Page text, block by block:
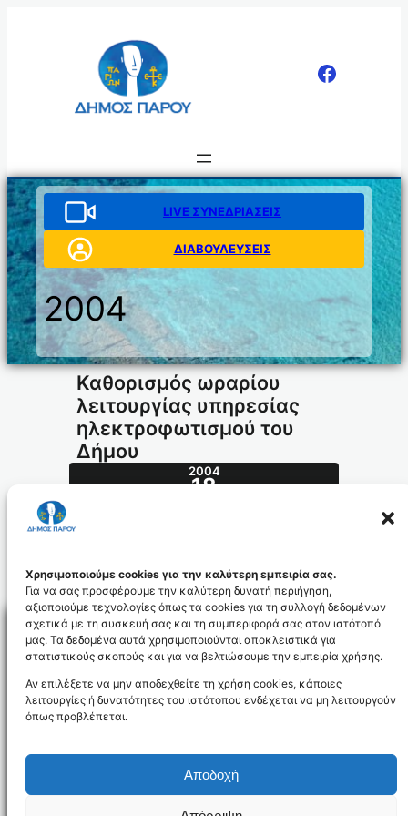
Χρησιμοποιούμε cookies για την καλύτερη εμπειρία σας.
Για να σας προσφέρουμε την καλύτερη δυνατή περιήγηση,
αξιοποιούμε τεχνολογίες όπως τα cookies για τη συλλογή δεδομένων
σχετικά με τη συσκευή σας και τη συμπεριφορά σας στον ιστότοπό
μας. Τα δεδομένα αυτά χρησιμοποιούνται αποκλειστικά για
στατιστικούς σκοπούς και για να βελτιώσουμε την εμπειρία χρήσης.
Αν επιλέξετε να μην αποδεχθείτε τη χρήση cookies, κάποιες
λειτουργίες ή δυνατότητες του ιστότοπου ενδέχεται να μη λειτουργούν
όπως προβλέπεται.
Αποδοχή
LIVE ΣΥΝΕΔΡΙΑΣΕΙΣ
ΔΙΑΒΟΥΛΕΥΣΕΙΣ
2004
Καθορισμός ωραρίου
λειτουργίας υπηρεσίας
ηλεκτροφωτισμού του
Δήμου
2004
18
212.2004_id593
NEWSLETTER